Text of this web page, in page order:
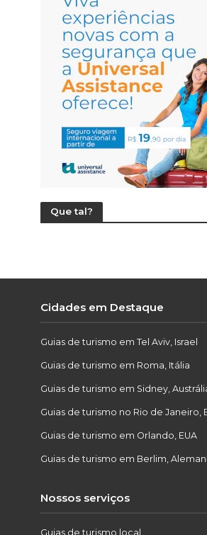
Que tal?
Cidades em Destaque
Guias de turismo em Tel Aviv, Israel
Guias de turismo em Roma, Itália
Guias de turismo em Sidney,
Guias de turismo no Rio de Janeiro,
Guias de turismo em Orlando, EUA
Guias de turismo em Berlim,
Nossos serviços
Guias de turismo local